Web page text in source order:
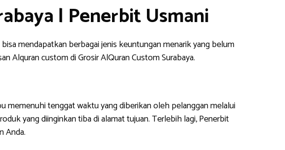
| Penerbit Usmani
mendapatkan berbagai jenis keuntungan menarik yang belum
Alquran custom di Grosir AlQuran Custom Surabaya.
memenuhi tenggat waktu yang diberikan oleh pelanggan melalui
yang diinginkan tiba di alamat tujuan. Terlebih lagi, Penerbit
Anda.